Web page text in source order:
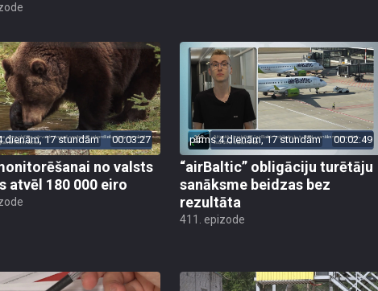
dienām, 17 stundām 00:03:27
no valsts
atvēl 180 000 eiro
pirms 4 dienām, 17 stundām 00:02:49
“airBaltic” obligāciju turētāju
sanāksme beidzas bez
rezultāta
411. epizode